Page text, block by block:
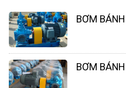
Ứng dụng của
Bơm hóa chất FTI được
nhiều lĩnh vực công
Sản xuất các loại
Các ngành sản
BƠM
BƠM